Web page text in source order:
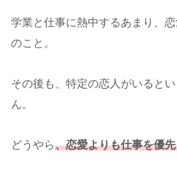
学業と仕事に熱中するあまり、
のこと。
その後も、特定の恋人がいると
ん。
どうやら、恋愛よりも仕事を優